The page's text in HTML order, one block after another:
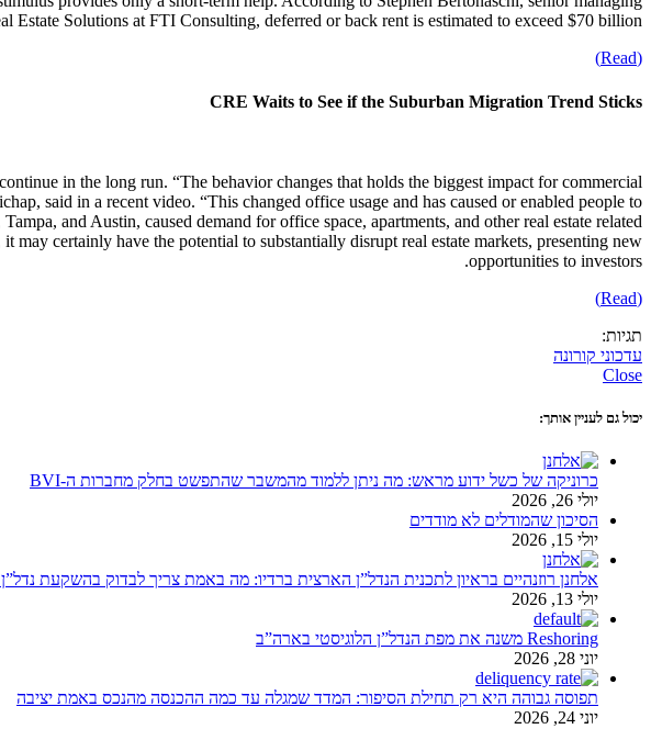
Estate Solutions at FTI Consulting, deferred or back rent is estimated to exceed $70 billion.
(Read)
CRE Waits to See if the Suburban Migration Trend Sticks
in the long run. “The behavior changes that holds the biggest impact for commercial
said in a recent video. “This changed office usage and has caused or enabled people to
and Austin, caused demand for office space, apartments, and other real estate related
may certainly have the potential to substantially disrupt real estate markets, presenting new
opportunities to investors.
(Read)
תגיות:
עדכוני קורונה
Close
יכול גם לעניין אותך:
כרוניקה של כשל ידוע מראש: מה ניתן ללמוד מהמשבר שהתפשט בחלק מחברות ה-BVI
יולי 26, 2026
הסיכון שהמודלים לא מודדים
יולי 15, 2026
אלחנן רוזנהיים בראיון לתכנית הנדל”ן הארצית ברדיו: מה באמת צריך לבדוק בהשקעת
יולי 13, 2026
Reshoring משנה את מפת הנדל”ן הלוגיסטי בארה”ב
יוני 28, 2026
תפוסה גבוהה היא רק תחילת הסיפור: המדד שמגלה עד כמה ההכנסה מהנכס באמת יציבה
יוני 24, 2026